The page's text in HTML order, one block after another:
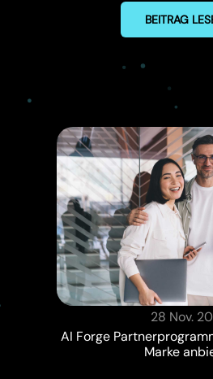
BEITRAG
28 Nov.
AI Forge
Marke